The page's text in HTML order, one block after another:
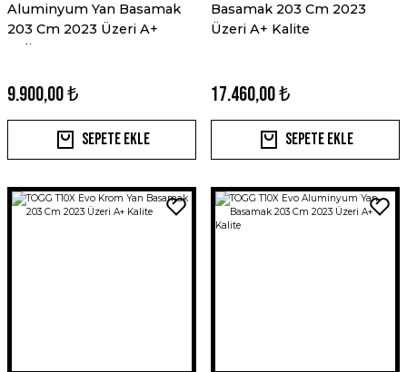
Aluminyum Yan Basamak
203 Cm 2023 Üzeri A+
Kalite
9.900,00 ₺
Sepete Ekle
Basamak 203 Cm 2023
Üzeri A+ Kalite
17.460,00 ₺
Sepete Ekle